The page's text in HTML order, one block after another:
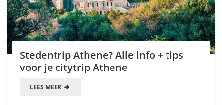
Stedentrip Athene? Alle info + tips
voor je citytrip Athene
LEES MEER